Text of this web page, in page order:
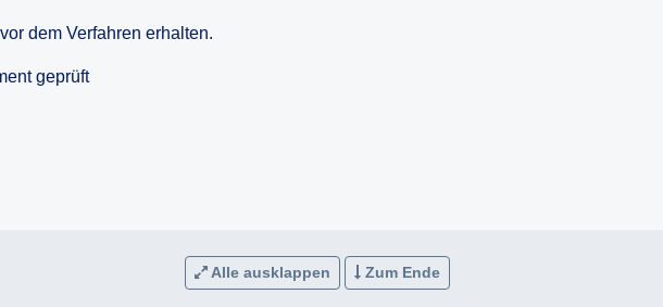
(LGA) begründen könnten sowie alle
worden sind, um eine
unabhängige Prüfung des Umgangs
dem Verfahren erhalten.
geprüft
Alle ausklappen Zum Ende